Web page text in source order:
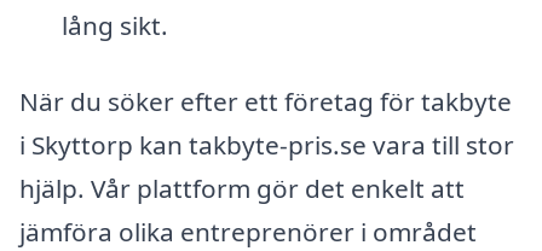
lång sikt.
När du söker efter ett företag för takbyte
i Skyttorp kan takbyte-pris.se vara till stor
hjälp. Vår plattform gör det enkelt att
jämföra olika entreprenörer i området